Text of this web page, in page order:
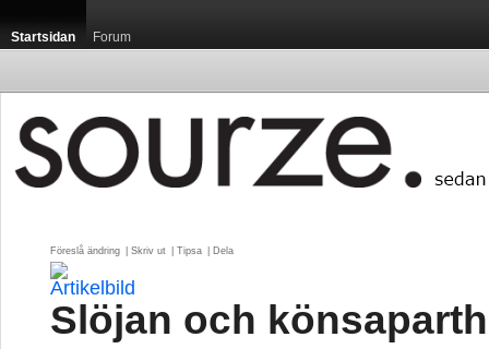
Startsidan Forum
Föreslå ändring Skriv ut Tipsa Dela
Slöjan och